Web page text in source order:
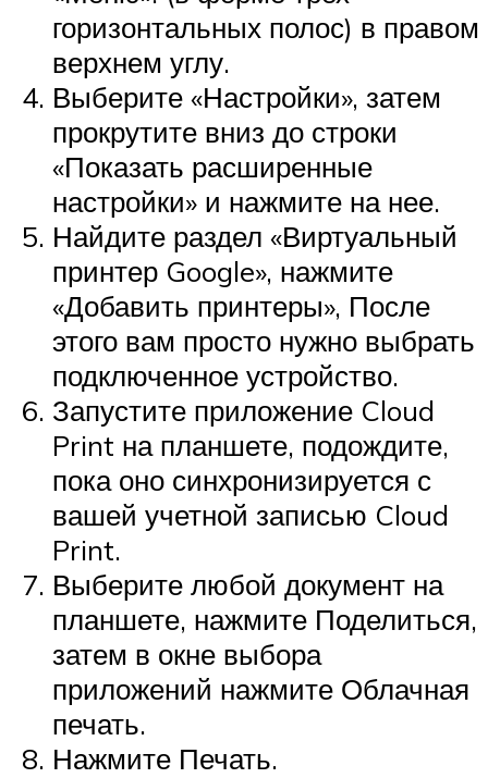
горизонтальных полос) в правом
верхнем углу.
Выберите «Настройки», затем
прокрутите вниз до строки
«Показать расширенные
настройки» и нажмите на нее.
Найдите раздел «Виртуальный
принтер Google», нажмите
«Добавить принтеры», После
этого вам просто нужно выбрать
подключенное устройство.
Запустите приложение Cloud
Print на планшете, подождите,
пока оно синхронизируется с
вашей учетной записью Cloud
Print.
Выберите любой документ на
планшете, нажмите Поделиться,
затем в окне выбора
приложений нажмите Облачная
печать.
Нажмите Печать.